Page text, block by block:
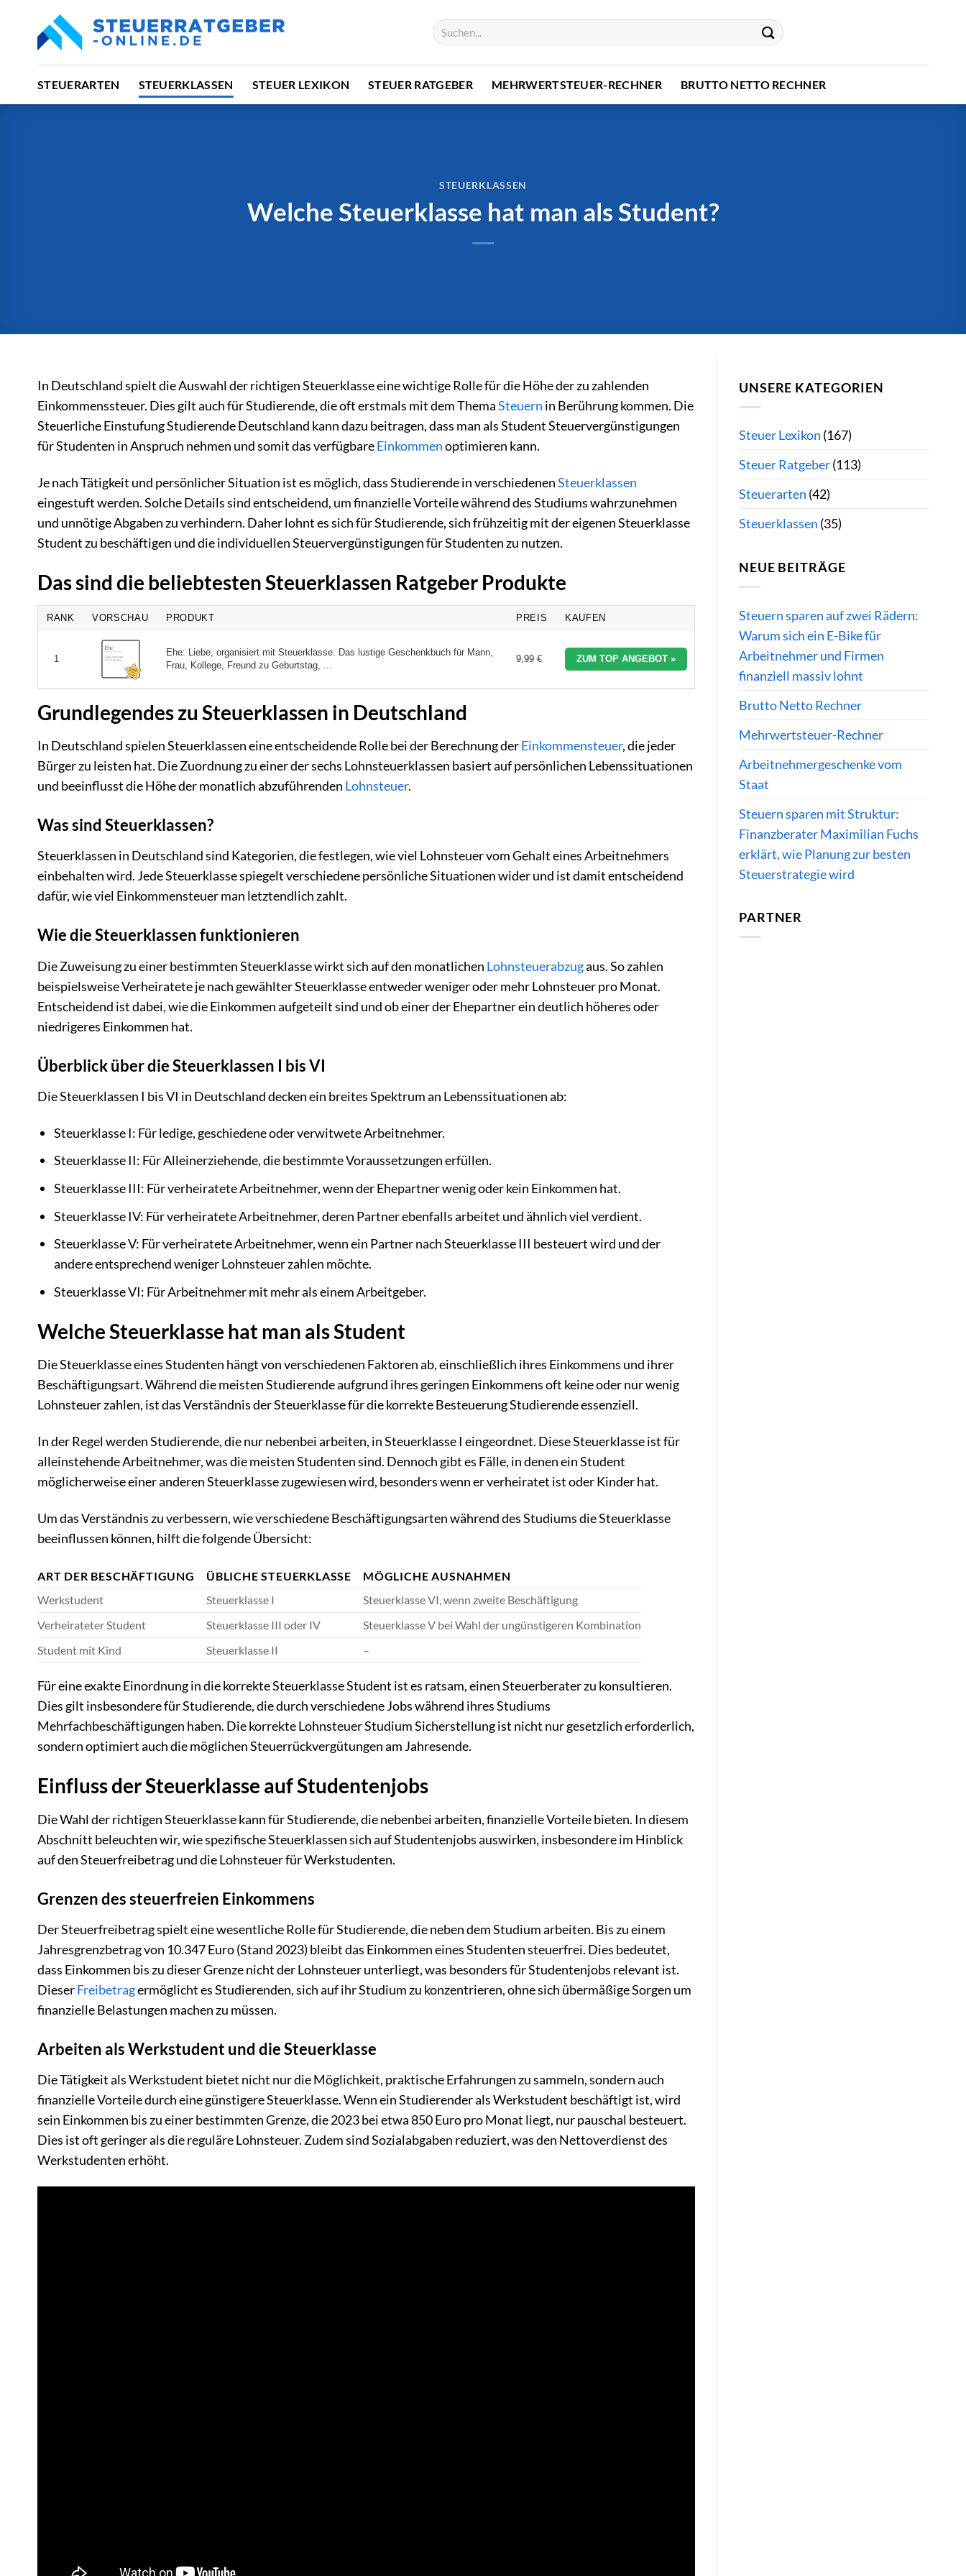
springen
STEUERARTEN STEUERKLASSEN STEUER LEXIKON STEUER RATGEBER MEHRWERTSTEUER-RECHNER BRUTTO NETTO RECHNER
STEUERKLASSEN
Welche Steuerklasse hat man als Student?
In Deutschland spielt die Auswahl der richtigen Steuerklasse eine wichtige Rolle für die Höhe der zu zahlenden
Einkommenssteuer. Dies gilt auch für Studierende, die oft erstmals mit dem ThemaSteuern in Berührung kommen. Die
Steuerliche Einstufung Studierende Deutschland kann dazu beitragen, dass man als Student Steuervergünstigungen
für Studenten in Anspruch nehmen und somit das verfügbareEinkommenoptimieren kann.
Je nach Tätigkeit und persönlicher Situation ist es möglich, dass Studierende in verschiedenenSteuerklassen
eingestuft werden. Solche Details sind entscheidend, um finanzielle Vorteile während des Studiums wahrzunehmen
und unnötige Abgaben zu verhindern. Daher lohnt es sich für Studierende, sich frühzeitig mit der eigenen Steuerklasse
Student zu beschäftigen und die individuellen Steuervergünstigungen für Studenten zu nutzen.
Das sind die beliebtesten Steuerklassen Ratgeber Produkte
RANK VORSCHAU PRODUKT PREIS KAUFEN
1
Ehe: Liebe, organisiert mit Steuerklasse. Das lustige Geschenkbuch für Mann,
Frau, Kollege, Freund zu Geburtstag, ...
9,99 € ZUM TOP ANGEBOT »
Grundlegendes zu Steuerklassen in Deutschland
In Deutschland spielen Steuerklassen eine entscheidende Rolle bei der Berechnung derEinkommensteuer, die jeder
Bürger zu leisten hat. Die Zuordnung zu einer der sechs Lohnsteuerklassen basiert auf persönlichen Lebenssituationen
und beeinflusst die Höhe der monatlich abzuführenden Lohnsteuer.
Was sind Steuerklassen?
Steuerklassen in Deutschland sind Kategorien, die festlegen, wie viel Lohnsteuer vom Gehalt eines Arbeitnehmers
einbehalten wird. Jede Steuerklasse spiegelt verschiedene persönliche Situationen wider und ist damit entscheidend
dafür, wie viel Einkommensteuer man letztendlich zahlt.
Wie die Steuerklassen funktionieren
Die Zuweisung zu einer bestimmten Steuerklasse wirkt sich auf den monatlichen Lohnsteuerabzugaus. So zahlen
beispielsweise Verheiratete je nach gewählter Steuerklasse entweder weniger oder mehr Lohnsteuer pro Monat.
Entscheidend ist dabei, wie die Einkommen aufgeteilt sind und ob einer der Ehepartner ein deutlich höheres oder
niedrigeres Einkommen hat.
Überblick über die Steuerklassen I bis VI
Die Steuerklassen I bis VI in Deutschland decken ein breites Spektrum an Lebenssituationen ab:
Steuerklasse I: Für ledige, geschiedene oder verwitwete Arbeitnehmer.
Steuerklasse II: Für Alleinerziehende, die bestimmte Voraussetzungen erfüllen.
Steuerklasse III: Für verheiratete Arbeitnehmer, wenn der Ehepartner wenig oder kein Einkommen hat.
Steuerklasse IV: Für verheiratete Arbeitnehmer, deren Partner ebenfalls arbeitet und ähnlich viel verdient.
Steuerklasse V: Für verheiratete Arbeitnehmer, wenn ein Partner nach Steuerklasse III besteuert wird und der
andere entsprechend weniger Lohnsteuer zahlen möchte.
Steuerklasse VI: Für Arbeitnehmer mit mehr als einem Arbeitgeber.
Welche Steuerklasse hat man als Student
Die Steuerklasse eines Studenten hängt von verschiedenen Faktoren ab, einschließlich ihres Einkommens und ihrer
Beschäftigungsart. Während die meisten Studierende aufgrund ihres geringen Einkommens oft keine oder nur wenig
Lohnsteuer zahlen, ist das Verständnis der Steuerklasse für die korrekte Besteuerung Studierende essenziell.
In der Regel werden Studierende, die nur nebenbei arbeiten, in Steuerklasse I eingeordnet. Diese Steuerklasse ist für
alleinstehende Arbeitnehmer, was die meisten Studenten sind. Dennoch gibt es Fälle, in denen ein Student
möglicherweise einer anderen Steuerklasse zugewiesen wird, besonders wenn er verheiratet ist oder Kinder hat.
Um das Verständnis zu verbessern, wie verschiedene Beschäftigungsarten während des Studiums die Steuerklasse
beeinflussen können, hilft die folgende Übersicht:
ART DER BESCHÄFTIGUNG ÜBLICHE STEUERKLASSE
MÖGLICHE AUSNAHMEN
Werkstudent
Steuerklasse I
Steuerklasse VI, wenn zweite Beschäftigung
Verheirateter Student
Steuerklasse III oder IV
Steuerklasse V bei Wahl der ungünstigeren Kombination
Student mit Kind
Steuerklasse II –
Für eine exakte Einordnung in die korrekte Steuerklasse Student ist es ratsam, einen Steuerberater zu konsultieren.
Dies gilt insbesondere für Studierende, die durch verschiedene Jobs während ihres Studiums
Mehrfachbeschäftigungen haben. Die korrekte Lohnsteuer Studium Sicherstellung ist nicht nur gesetzlich erforderlich,
sondern optimiert auch die möglichen Steuerrückvergütungen am Jahresende.
Einfluss der Steuerklasse auf Studentenjobs
Die Wahl der richtigen Steuerklasse kann für Studierende, die nebenbei arbeiten, finanzielle Vorteile bieten. In diesem
Abschnitt beleuchten wir, wie spezifische Steuerklassen sich auf Studentenjobs auswirken, insbesondere im Hinblick
auf den Steuerfreibetrag und die Lohnsteuer für Werkstudenten.
Grenzen des steuerfreien Einkommens
Der Steuerfreibetrag spielt eine wesentliche Rolle für Studierende, die neben dem Studium arbeiten. Bis zu einem
Jahresgrenzbetrag von 10.347 Euro (Stand 2023) bleibt das Einkommen eines Studenten steuerfrei. Dies bedeutet,
dass Einkommen bis zu dieser Grenze nicht der Lohnsteuer unterliegt, was besonders für Studentenjobs relevant ist.
DieserFreibetragermöglicht es Studierenden, sich auf ihr Studium zu konzentrieren, ohne sich übermäßige Sorgen um
finanzielle Belastungen machen zu müssen.
Arbeiten als Werkstudent und die Steuerklasse
Die Tätigkeit als Werkstudent bietet nicht nur die Möglichkeit, praktische Erfahrungen zu sammeln, sondern auch
finanzielle Vorteile durch eine günstigere Steuerklasse. Wenn ein Studierender als Werkstudent beschäftigt ist, wird
sein Einkommen bis zu einer bestimmten Grenze, die 2023 bei etwa 850 Euro pro Monat liegt, nur pauschal besteuert.
Dies ist oft geringer als die reguläre Lohnsteuer. Zudem sind Sozialabgaben reduziert, was den Nettoverdienst des
Werkstudenten erhöht.
UNSERE KATEGORIEN
Steuer Lexikon (167)
Steuer Ratgeber(113)
Steuerarten (42)
Steuerklassen (35)
NEUE BEITRÄGE
Steuern sparen auf zwei Rädern:
Warum sich ein E-Bike für
Arbeitnehmer und Firmen
finanziell massiv lohnt
Brutto Netto Rechner
Mehrwertsteuer-Rechner
Arbeitnehmergeschenke vom
Staat
Steuern sparen mit Struktur:
Finanzberater Maximilian Fuchs
erklärt, wie Planung zur besten
Steuerstrategie wird
PARTNER